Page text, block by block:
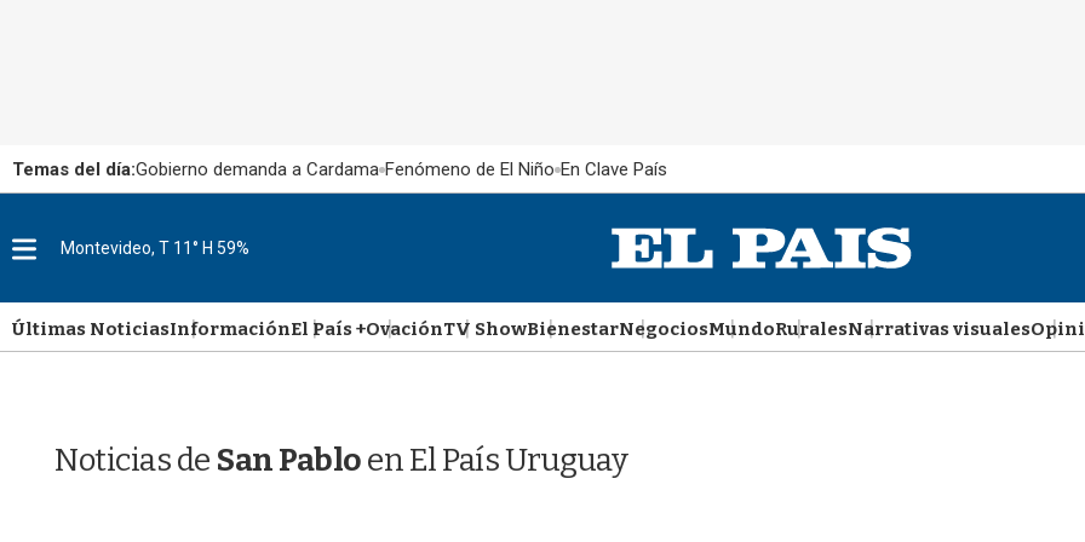
Temas del día:Gobierno demanda a Cardama Fenómeno de El Niño En Clave País
M
u
Montevideo, T 11° H 59%
Últimas NoticiasInformaciónEl País +OvaciónTV ShowBienestarNegociosMundoRuralesNarrativas visuales
Noticias de San Pabloen El País Uruguay